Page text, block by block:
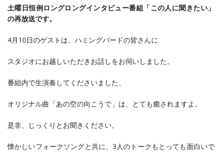
土曜日恒例ロングロングインタビュー番組「この人に聞きたい」
の再放送です。
4月10日のゲストは、ハミングバードの皆さんに
スタジオにお越しいただきお話しをお伺いしました。
番組内で生演奏してくださいました、
オリジナル曲「あの空の向こうで」は、とても癒されますよ。
是非、じっくりとお聞きください。
懐かしいフォークソングと共に、3人のトークもとっても面白いで